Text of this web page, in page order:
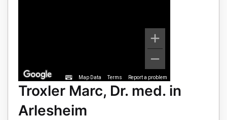
Map Data Terms Report a problem
Troxler Marc, Dr. med. in
Arlesheim